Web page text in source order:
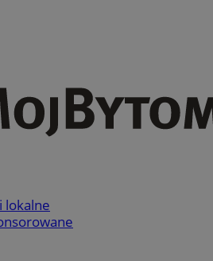
lokalne